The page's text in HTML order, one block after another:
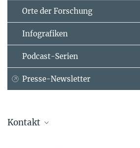
Orte der Forschung
Infografiken
Podcast-Serien
Presse-Newsletter
Kontakt